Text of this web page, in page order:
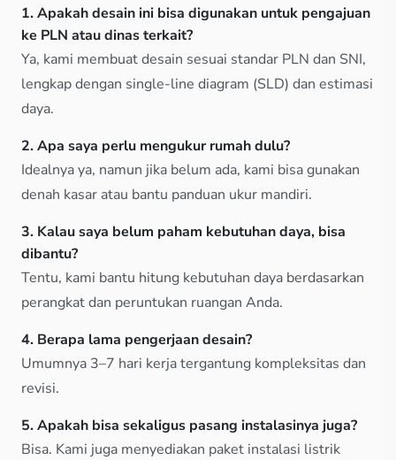
1.Apakah desain ini bisa digunakan untuk pengajuan
ke PLN atau dinas terkait?
Ya, kami membuat desain sesuai standar PLN dan SNI,
lengkap dengan single-line diagram (SLD) dan estimasi
daya.
2.Apa saya perlu mengukur rumah dulu?
Idealnya ya, namun jika belum ada, kami bisa gunakan
denah kasar atau bantu panduan ukur mandiri.
3. Kalau saya belum paham kebutuhan daya, bisa
dibantu?
Tentu, kami bantu hitung kebutuhan daya berdasarkan
perangkat dan peruntukan ruangan Anda.
4. Berapa lama pengerjaan desain?
Umumnya 3–7 hari kerja tergantung kompleksitas dan
revisi.
5.Apakah bisa sekaligus pasang instalasinya juga?
Bisa. Kami juga menyediakan paket instalasi listrik